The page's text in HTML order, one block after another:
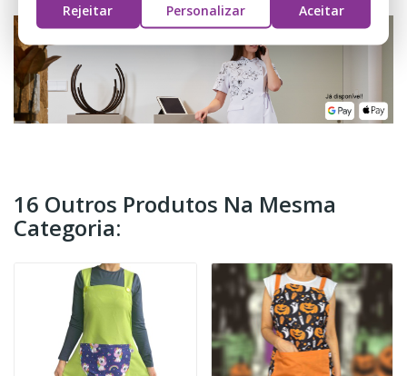
16 Outros Produtos Na Mesma
Categoria:
Rejeitar
Personalizar Aceitar